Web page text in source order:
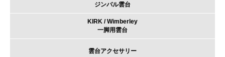
ジンバル雲台
KIRK / Wimberley
一脚用雲台
雲台アクセサリー